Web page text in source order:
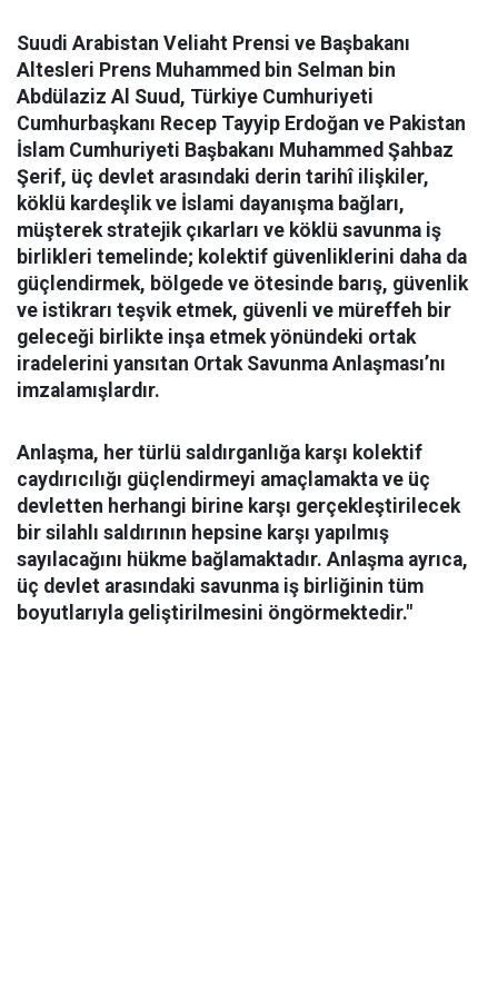
Suudi Arabistan Veliaht Prensi ve Başbakanı
Altesleri Prens Muhammed bin Selman bin
Abdülaziz Al Suud, Türkiye Cumhuriyeti
Cumhurbaşkanı Recep Tayyip Erdoğan ve Pakistan
İslam Cumhuriyeti Başbakanı Muhammed Şahbaz
Şerif, üç devlet arasındaki derin tarihî ilişkiler,
köklü kardeşlik ve İslami dayanışma bağları,
müşterek stratejik çıkarları ve köklü savunma iş
birlikleri temelinde; kolektif güvenliklerini daha da
güçlendirmek, bölgede ve ötesinde barış, güvenlik
ve istikrarı teşvik etmek, güvenli ve müreffeh bir
geleceği birlikte inşa etmek yönündeki ortak
iradelerini yansıtan Ortak Savunma Anlaşması’nı
imzalamışlardır.
Anlaşma, her türlü saldırganlığa karşı kolektif
caydırıcılığı güçlendirmeyi amaçlamakta ve üç
devletten herhangi birine karşı gerçekleştirilecek
bir silahlı saldırının hepsine karşı yapılmış
sayılacağını hükme bağlamaktadır. Anlaşma ayrıca,
üç devlet arasındaki savunma iş birliğinin tüm
boyutlarıyla geliştirilmesini öngörmektedir."